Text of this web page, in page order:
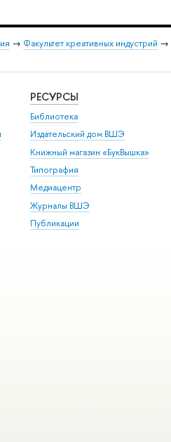
→ Факультет креативных индустрий →
РЕСУРСЫ
Библиотека
Издательский дом ВШЭ
Книжный магазин «БукВышка»
Типография
Медиацентр
Журналы ВШЭ
Публикации